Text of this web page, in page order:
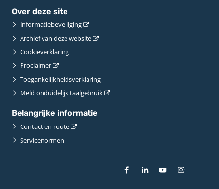
Over deze site
Informatiebeveiliging
Archief van deze website
Cookieverklaring
Proclaimer
Toegankelijkheidsverklaring
Meld onduidelijk taalgebruik
Belangrijke informatie
Contact en route
Servicenormen